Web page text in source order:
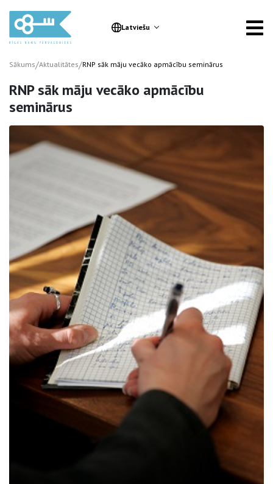
Latviešu
Sākums/Aktualitātes/RNP sāk māju vecāko apmācību seminārus
RNP sāk māju vecāko apmācību
seminārus